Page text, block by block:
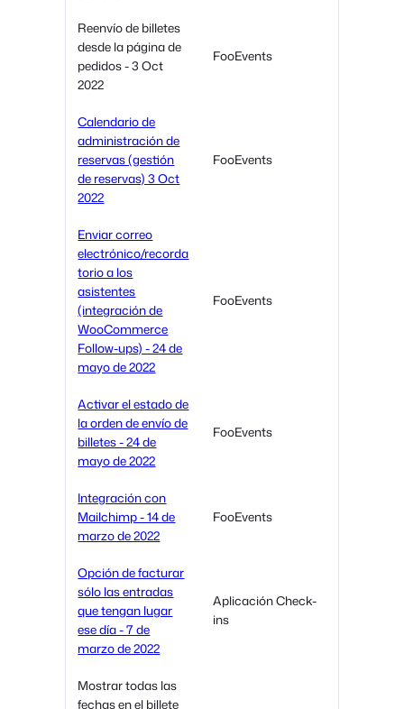
Reenvío de billetes
desde la página de
pedidos - 3 Oct
2022
FooEvents
Calendario de
administración de
reservas (gestión
de reservas) 3 Oct
2022
FooEvents
Enviar correo
electrónico/recorda
torio a los
asistentes
(integración de
WooCommerce
Follow-ups) - 24 de
mayo de 2022
FooEvents
Activar el estado de
la orden de envío de
billetes - 24 de
mayo de 2022
FooEvents
Integración con
Mailchimp - 14 de
marzo de 2022
FooEvents
Opción de facturar
sólo las entradas
que tengan lugar
ese día - 7 de
marzo de 2022
Aplicación Check-
ins
Mostrar todas las
fechas en el billete